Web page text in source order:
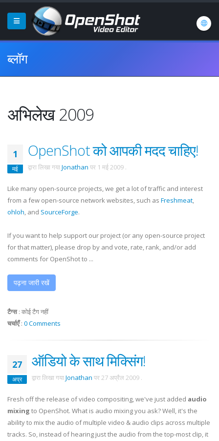
ब्लॉग
अभिलेख 2009
1
मई
OpenShot को आपकी मदद चाहिए!
द्वारा लिखा गयाJonathan पर 1 मई 2009 .
Like many open-source projects, we get a lot of traffic and interest
from a few open-source network websites, such as Freshmeat,
ohloh, and SourceForge.
If you want to help support our project (or any open-source project
for that matter), please drop by and vote, rate, rank, and/or add
comments for OpenShot to ...
पढ़ना जारी रखें
टैग्स: कोई टैग नहीं
चर्चाएँ: 0 Comments
27
अप्र
ऑडियो के साथ मिक्सिंग!
द्वारा लिखा गयाJonathan पर27 अप्रैल 2009 .
Fresh off the release of video compositing, we've just added audio
mixing to OpenShot. What is audio mixing you ask? Well, it's the
ability to mix the audio of multiple video & audio clips across multiple
tracks. So, instead of hearing just the audio from the top-most clip, it